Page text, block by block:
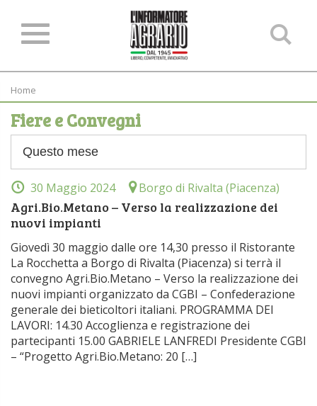
Home
Fiere e Convegni
30 Maggio 2024 Borgo di Rivalta (Piacenza)
Agri.Bio.Metano – Verso la realizzazione dei
nuovi impianti
Giovedì 30 maggio dalle ore 14,30 presso il Ristorante
La Rocchetta a Borgo di Rivalta (Piacenza) si terrà il
convegno Agri.Bio.Metano – Verso la realizzazione dei
nuovi impianti organizzato da CGBI – Confederazione
generale dei bieticoltori italiani. PROGRAMMA DEI
LAVORI: 14.30 Accoglienza e registrazione dei
partecipanti 15.00 GABRIELE LANFREDI Presidente CGBI
– “Progetto Agri.Bio.Metano: 20 […]